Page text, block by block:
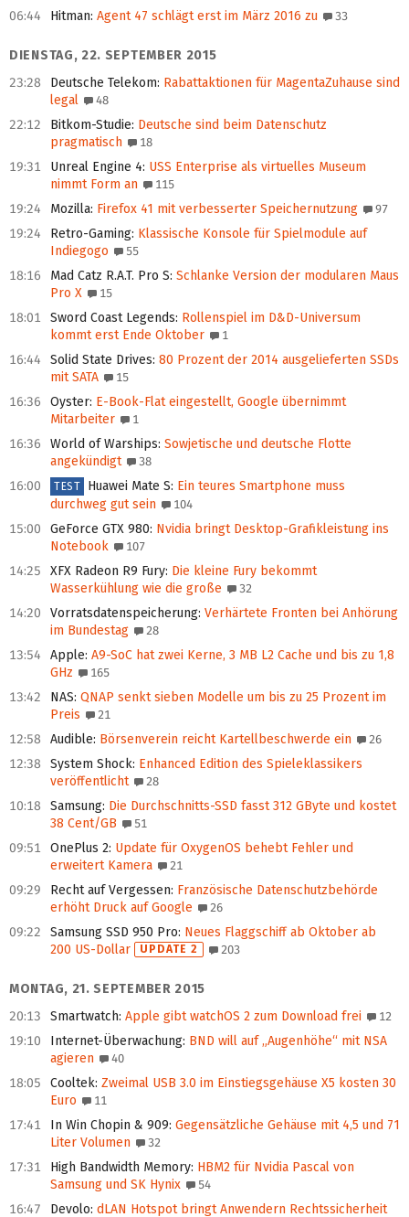
06:44 Hitman: Agent 47 schlägt erst im März 2016 zu 33
DIENSTAG, 22. SEPTEMBER 2015
23:28
Deutsche Telekom: Rabattaktionen für MagentaZuhause sind
legal
48
22:12 Bitkom-Studie: Deutsche sind beim Datenschutz
pragmatisch
18
19:31 Unreal Engine 4: USS Enterprise als virtuelles Museum
nimmt Form an
115
19:24 Mozilla: Firefox 41 mit verbesserter Speichernutzung 97
19:24 Retro-Gaming: Klassische Konsole für Spielmodule auf
Indiegogo
55
18:16 Mad Catz R.A.T. Pro S: Schlanke Version der modularen Maus
Pro X
15
18:01 Sword Coast Legends: Rollenspiel im D&D-Universum
kommt erst Ende Oktober
1
16:44 Solid State Drives: 80 Prozent der 2014 ausgelieferten SSDs
mit SATA
15
16:36 Oyster: E-Book-Flat eingestellt, Google übernimmt
Mitarbeiter
1
16:36 World of Warships: Sowjetische und deutsche Flotte
angekündigt
38
16:00 TEST Huawei Mate S: Ein teures Smartphone muss
durchweg gut sein
104
15:00 GeForce GTX 980: Nvidia bringt Desktop-Grafikleistung ins
Notebook
107
14:25 XFX Radeon R9 Fury: Die kleine Fury bekommt
Wasserkühlung wie die große
32
14:20 Vorratsdatenspeicherung: Verhärtete Fronten bei Anhörung
im Bundestag
28
13:54 Apple: A9-SoC hat zwei Kerne, 3 MB L2 Cache und bis zu 1,8
GHz
165
13:42 NAS: QNAP senkt sieben Modelle um bis zu 25 Prozent im
Preis
21
12:58 Audible: Börsenverein reicht Kartellbeschwerde ein 26
12:38 System Shock: Enhanced Edition des Spieleklassikers
veröffentlicht
28
10:18 Samsung: Die Durchschnitts-SSD fasst 312 GByte und kostet
38 Cent/GB
51
09:51 OnePlus 2: Update für OxygenOS behebt Fehler und
erweitert Kamera
21
09:29 Recht auf Vergessen: Französische Datenschutzbehörde
erhöht Druck auf Google
26
09:22 Samsung SSD 950 Pro: Neues Flaggschiff ab Oktober ab
200 US-Dollar
UPDATE 2 203
MONTAG, 21. SEPTEMBER 2015
20:13
Smartwatch: Apple gibt watchOS 2 zum Download frei 12
19:10 Internet-Überwachung: BND will auf „Augenhöhe“ mit NSA
agieren
40
18:05 Cooltek: Zweimal USB 3.0 im Einstiegsgehäuse X5 kosten 30
Euro
11
17:41 In Win Chopin & 909: Gegensätzliche Gehäuse mit 4,5 und 71
Liter Volumen
32
17:31 High Bandwidth Memory: HBM2 für Nvidia Pascal von
Samsung und SK Hynix
54
16:47 Devolo: dLAN Hotspot bringt Anwendern Rechtssicherheit